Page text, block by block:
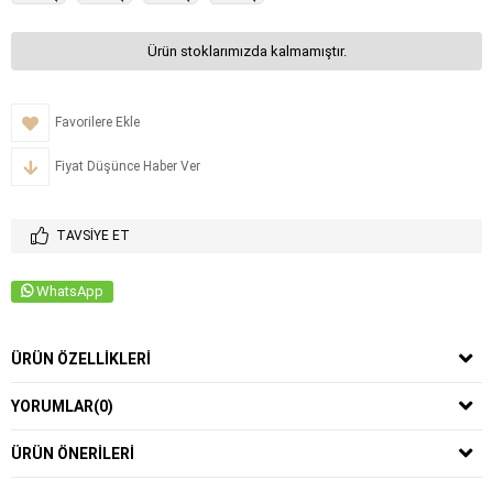
Ürün stoklarımızda kalmamıştır.
Favorilere Ekle
Fiyat Düşünce Haber Ver
TAVSIYE ET
WhatsApp
ÜRÜN ÖZELLIKLERI
YORUMLAR(0)
ÜRÜN ÖNERILERI